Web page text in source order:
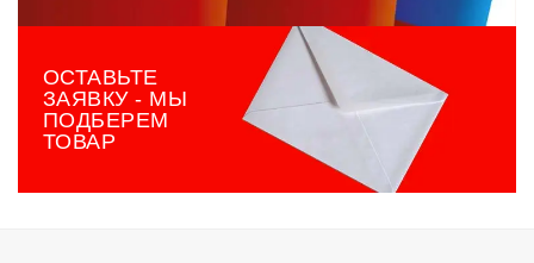
ОСТАВЬТЕ
ЗАЯВКУ - МЫ
ПОДБЕРЕМ
ТОВАР